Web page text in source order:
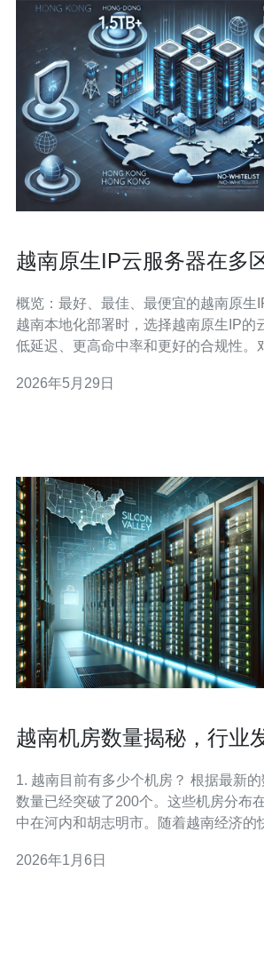
越南原生IP云服务器在多
概览：最好、最佳、最便宜的越南原生
越南本地化部署时，选择越南原生IP的
低延迟、更高命中率和更好的合规性。
想要平衡成本与性能的用户，可考虑价
2026年5月29日
越南机房数量揭秘，行业
1. 越南目前有多少个机房？ 根据最新
数量已经突破了200个。这些机房分布
中在河内和胡志明市。随着越南经济的
据存储和处理需求。 2. 越南的机房主要服务哪些行业？ 越
2026年1月6日